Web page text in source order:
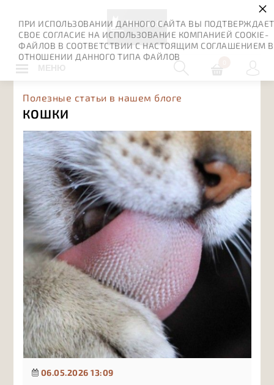
МЕНЮ
Полезные статьи в нашем блоге
КОШКИ
06.05.2026 13:09
ПРИ ИСПОЛЬЗОВАНИИ ДАННОГО САЙТА ВЫ
СВОЕ СОГЛАСИЕ НА ИСПОЛЬЗОВАНИЕ КОМПАНИЕЙ COOKIE-
ФАЙЛОВ В СООТВЕТСТВИИ С НАСТОЯЩИМ СОГЛАШЕНИЕМ В
ОТНОШЕНИИ ДАННОГО ТИПА ФАЙЛОВ
×